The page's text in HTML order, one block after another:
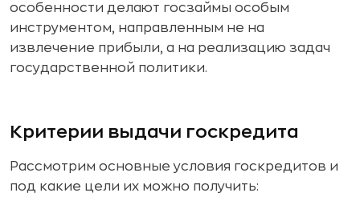
особенности делают госзаймы особым
инструментом, направленным не на
извлечение прибыли, а на реализацию задач
государственной политики.
Критерии выдачи госкредита
Рассмотрим основные условия госкредитов и
под какие цели их можно получить: